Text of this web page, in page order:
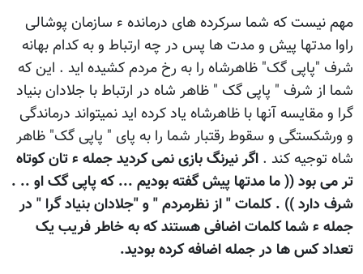
مهم نیست که شما سرکرده های درمانده ء سازمان پوشالی
راوا مدتها پیش و مدت ها پس در چه ارتباط و به کدام بهانه
شرف "پاپی گک" ظاهرشاه را به رخ مردم کشیده اید . این که
شما از شرف " پاپی گک " ظاهر شاه در ارتباط با جلادان بنیاد
گرا و مقایسه آنها با ظاهرشاه یاد کرده اید نمیتواند درماندگی
و ورشکستگی و سقوط رقتبار شما را به پای " پاپی گک" ظاهر
شاه توجیه کند . اگر نیرنگ بازی نمی کردید جمله ء تان کوتاه
تر می بود (( ما مدتها پیش گفته بودیم ... که پاپی گک او .. .
شرف دارد )) . کلمات " از نظرمردم " و "جلادان بنیاد گرا " در
جمله ء شما کلمات اضافی هستند که به خاطر فریب یک
تعداد کس ها در جمله اضافه کرده بودید.